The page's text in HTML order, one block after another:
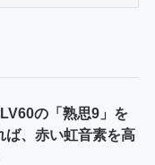
の「熟思9」を
ば、赤い虹音素を高